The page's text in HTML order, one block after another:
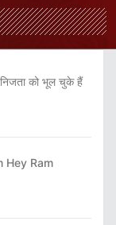
को भूल चुके हैं
Hey Ram